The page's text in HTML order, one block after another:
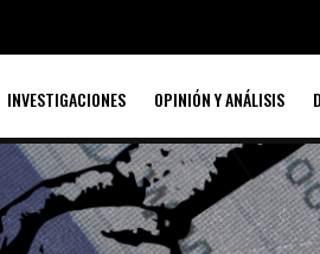
INVESTIGACIONES OPINIÓN Y ANÁLISIS